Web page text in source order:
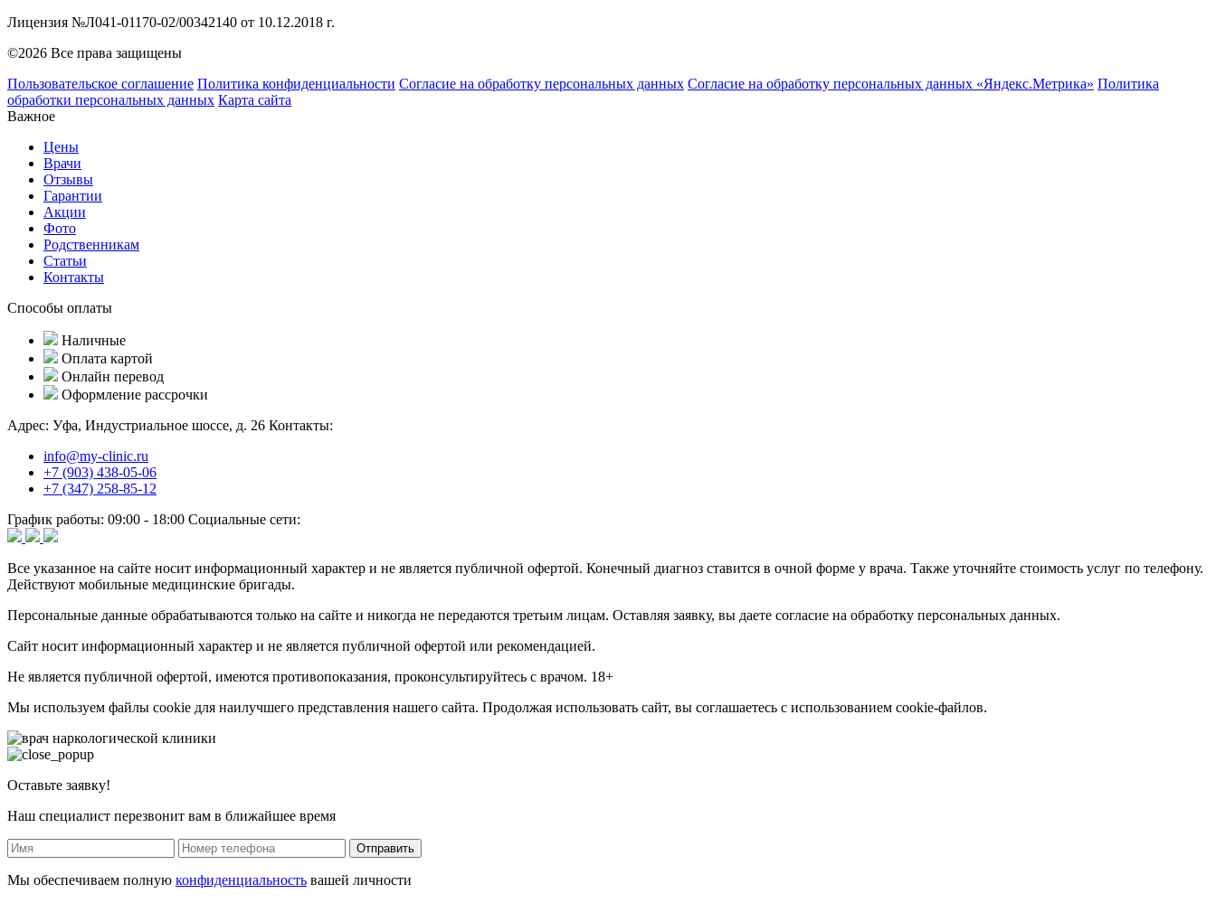
Лицензия №Л041-01170-02/00342140 от 10.12.2018 г.
©2026 Все права защищены
Пользовательское соглашение Политика конфиденциальности Согласие на обработку персональных данных Согласие на обработку персональных данных «Яндекс.Метрика» Политика
обработки персональных данных Карта сайта
Важное
Цены
Врачи
Отзывы
Гарантии
Акции
Фото
Родственникам
Статьи
Контакты
Способы оплаты
Наличные
Оплата картой
Онлайн перевод
Оформление рассрочки
Адрес: Уфа, Индустриальное шоссе, д. 26 Контакты:
info@my-clinic.ru
+7 (903) 438-05-06
+7 (347) 258-85-12
График работы: 09:00 - 18:00 Социальные сети:
Все указанное на сайте носит информационный характер и не является публичной офертой. Конечный диагноз ставится в очной форме у врача. Также уточняйте стоимость услуг по телефону.
Действуют мобильные медицинские бригады.
Персональные данные обрабатываются только на сайте и никогда не передаются третьим лицам. Оставляя заявку, вы даете согласие на обработку персональных данных.
Сайт носит информационный характер и не является публичной офертой или рекомендацией.
Не является публичной офертой, имеются противопоказания, проконсультируйтесь с врачом. 18+
Мы используем файлы cookie для наилучшего представления нашего сайта. Продолжая использовать сайт, вы соглашаетесь с использованием cookie-файлов.
Оставьте заявку!
Наш специалист перезвонит вам в ближайшее время
Отправить
Мы обеспечиваем полную конфиденциальность вашей личности